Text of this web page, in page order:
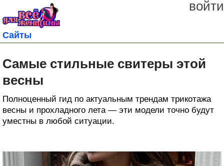
войти
Сайты
Самые стильные свитеры этой
весны
Полноценный гид по актуальным трендам трикотажа
весны и прохладного лета — эти модели точно будут
уместны в любой ситуации.